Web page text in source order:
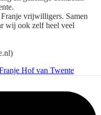
vrijwilligers. Samen
wij ook zelf heel veel
Hof van Twente